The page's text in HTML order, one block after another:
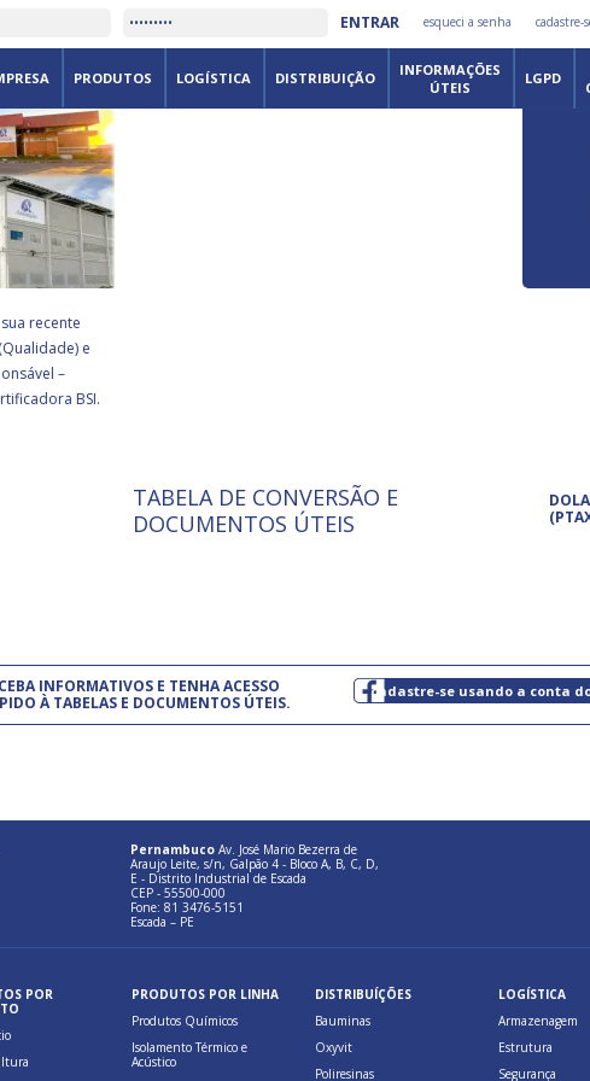
ENTRAR esqueci a senha cadastre-
PRODUTOS LOGÍSTICA DISTRIBUIÇÃO
INFORMAÇÕES
ÚTEIS
LGPD
É
recente
e
–
BSI.
ISO 9001: 2015
A International Organization for
Standardization é um conjunto de
TABELA DE CONVERSÃO E
DOCUMENTOS ÚTEIS
INFORMATIVOS E TENHA ACESSO
À TABELAS E DOCUMENTOS ÚTEIS.
cadastre-se usando a conta
Pernambuco Av. José Mario Bezerra de
Araujo Leite, s/n, Galpão 4 - Bloco A, B, C, D,
E - Distrito Industrial de Escada
CEP - 55500-000
Fone: 81 3476-5151
Escada – PE
POR
PRODUTOS POR LINHA
Produtos Químicos
Isolamento Térmico e
Acústico
DISTRIBUÍÇÕES
Bauminas
Oxyvit
Poliresinas
LOGÍSTICA
Armazenagem
Estrutura
Segurança